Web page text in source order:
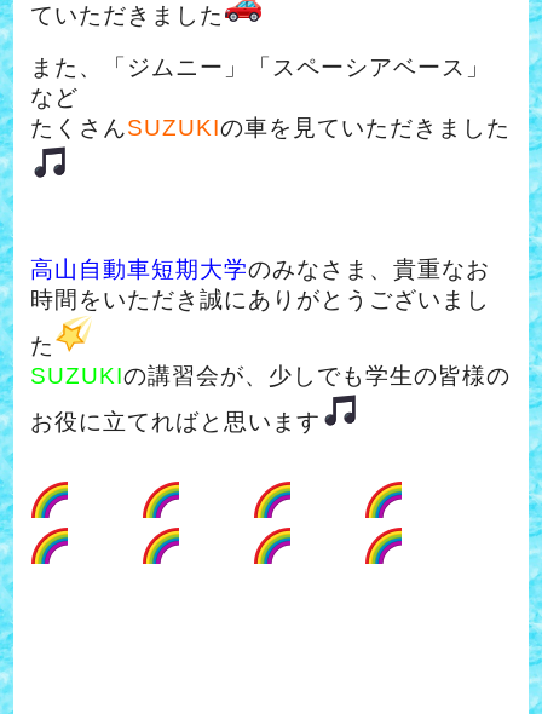
ていただきました
また、「ジムニー」「スペーシアベース」
など
たくさんSUZUKIの車を見ていただきました
高山自動車短期大学のみなさま、貴重なお
時間をいただき誠にありがとうございまし
た
SUZUKIの講習会が、少しでも学生の皆様の
お役に立てればと思います